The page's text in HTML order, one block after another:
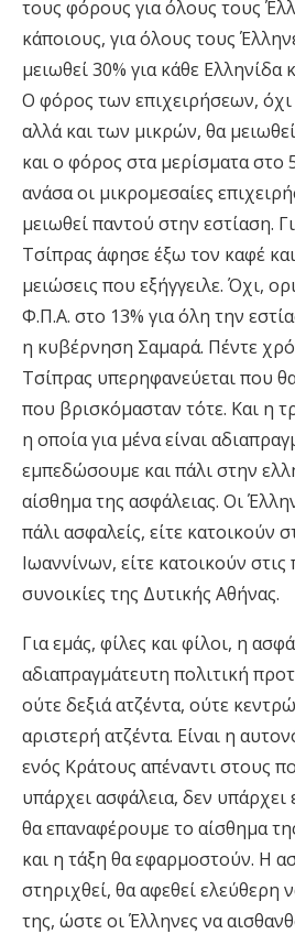
τους φόρους για όλους τους
κάποιους, για όλους τους
μειωθεί 30% για κάθε Ελληνίδα
Ο φόρος των επιχειρήσεων,
αλλά και των μικρών, θα
και ο φόρος στα μερίσματα στο
ανάσα οι μικρομεσαίες
μειωθεί παντού στην εστίαση.
Τσίπρας άφησε έξω τον καφέ
μειώσεις που εξήγγειλε. Όχι,
Φ.Π.Α. στο 13% για όλη την
η κυβέρνηση Σαμαρά. Πέντε
Τσίπρας υπερηφανεύεται που
που βρισκόμασταν τότε. Και η
η οποία για μένα είναι
εμπεδώσουμε και πάλι στην
αίσθημα της ασφάλειας. Οι
πάλι ασφαλείς, είτε κατοικούν
Ιωαννίνων, είτε κατοικούν
συνοικίες της Δυτικής Αθήνας.
Για εμάς, φίλες και φίλοι, η
αδιαπραγμάτευτη πολιτική
ούτε δεξιά ατζέντα, ούτε
αριστερή ατζέντα. Είναι η
ενός Κράτους απέναντι στους
υπάρχει ασφάλεια, δεν υπάρχει
θα επαναφέρουμε το αίσθημα
και η τάξη θα εφαρμοστούν. Η
στηριχθεί, θα αφεθεί ελεύθερη
της, ώστε οι Έλληνες να